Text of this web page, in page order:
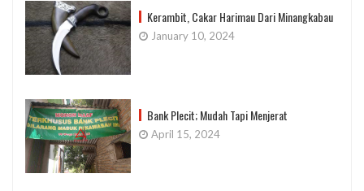
Kerambit, Cakar Harimau Dari Minangkabau
January 10, 2024
Bank Plecit; Mudah Tapi Menjerat
April 15, 2024